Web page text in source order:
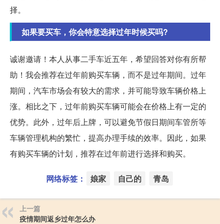
择。
如果要买车，你会特意选择过年时候买吗?
诚谢邀请！本人从事二手车近五年，希望回答对你有所帮
助！我会推荐在过年前购买车辆，而不是过年期间。过年
期间，汽车市场会有较大的需求，并可能导致车辆价格上
涨。相比之下，过年前购买车辆可能会在价格上有一定的
优势。此外，过年后上牌，可以避免节假日期间车管所等
车辆管理机构的繁忙，提高办理手续的效率。因此，如果
有购买车辆的计划，推荐在过年前进行选择和购买。
网络标签： 娘家 自己的 青岛
上一篇
疫情期间返乡过年怎么办